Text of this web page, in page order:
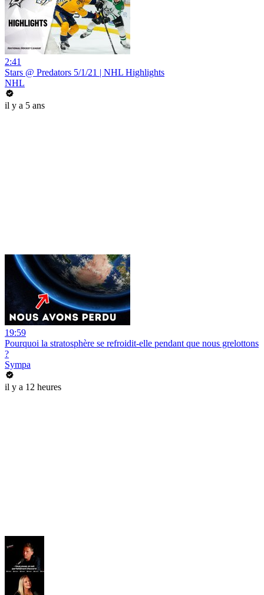
2:41
Stars @ Predators 5/1/21 | NHL Highlights
NHL
il y a 5 ans
19:59
Pourquoi la stratosphère se refroidit-elle pendant que nous grelottons
?
Sympa
il y a 12 heures